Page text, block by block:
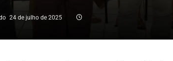
24 de julho de 2025